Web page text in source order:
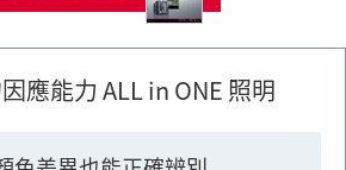
應能力 ALL in ONE 照明